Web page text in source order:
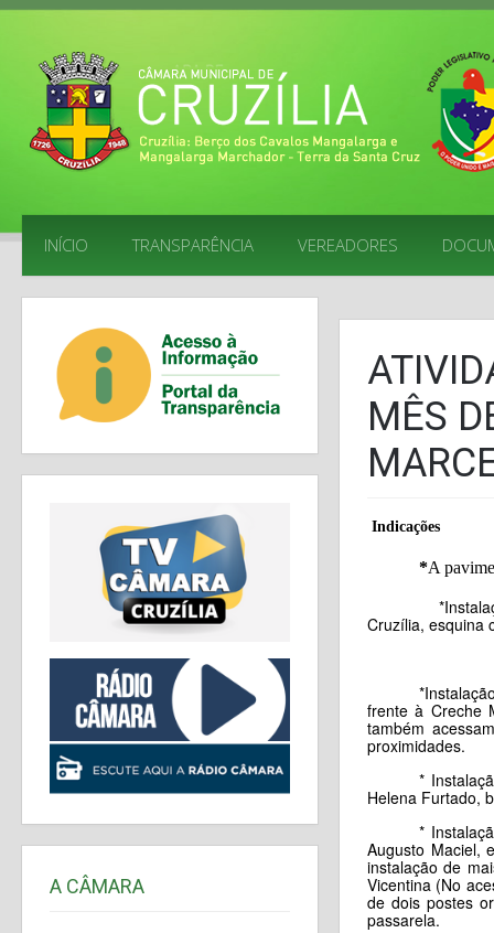
INÍCIO TRANSPARÊNCIA VEREADORES
MÊS
Indicações
*A
*Instalação
Cruzília, esquina
frente à Creche
também
proximidades.
*
Helena Furtado,
*
Augusto Maciel,
instalação de
Vicentina (No
de dois postes
passarela.
A CÂMARA